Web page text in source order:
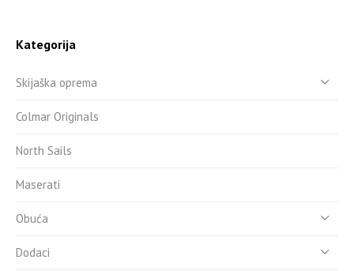
Kategorija
Skijaška oprema
Colmar Originals
North Sails
Maserati
Obuća
Dodaci